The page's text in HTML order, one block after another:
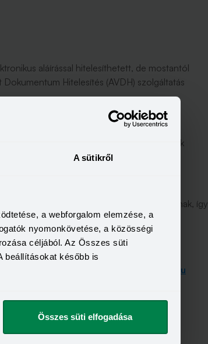
A sütikről
a webforgalom elemzése, a
nyomonkövetése, a közösségi
céljából. Az Összes süti
beállításokat később is
Összes süti elfogadása
aláírással hitelesíthetett, de mostantól
Hitelesítés (AVDH) szolgáltatás
hitelesíthetünk egy szerződést, mintha csak
megfelel az írásbeliség kritériumának, így
hogy percek alatt egy bank ügyfelei
már most megtalálhatod
a Bank360.hu